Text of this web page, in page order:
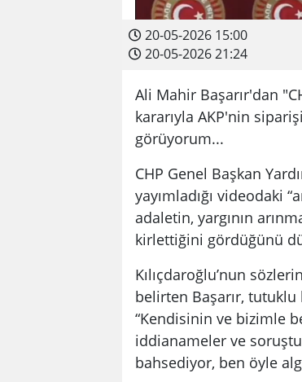
20-05-2026 15:00
20-05-2026 21:24
Ali Mahir Başarır'dan
kararıyla AKP'nin
görüyorum...
CHP Genel Başkan
yayımladığı videodaki
adaletin, yargının
kirlettiğini gördüğünü
Kılıçdaroğlu’nun
belirten Başarır,
“Kendisinin ve bizimle
iddianameler ve
bahsediyor, ben öyle